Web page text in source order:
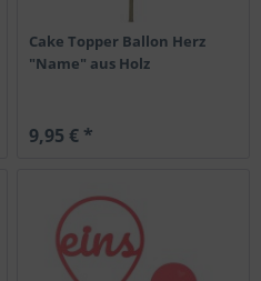
Cake Topper Ballon Herz
"Name" aus Holz
9,95 € *